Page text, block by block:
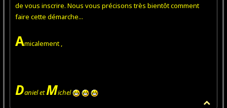
de vous inscrire. Nous vous précisons très bientôt comment
faire cette démarche...
Amicalement ,
Daniel etMichel